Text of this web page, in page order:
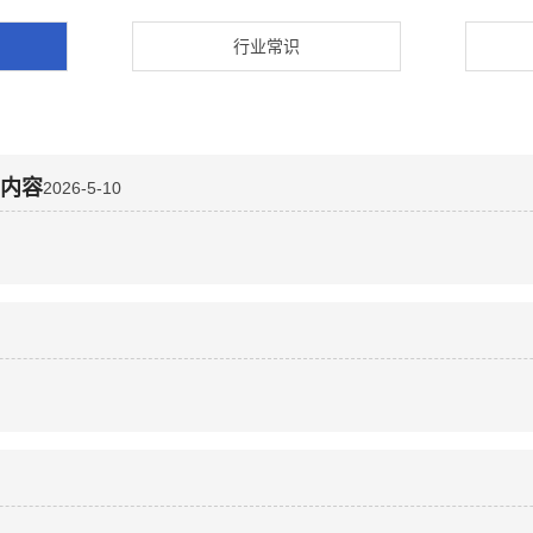
行业常识
容2026-5-10